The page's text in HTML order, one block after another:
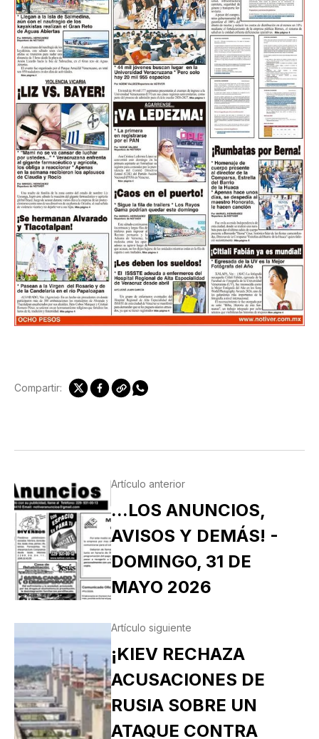
Compartir:
Artículo anterior
...LOS ANUNCIOS,
AVISOS Y DEMÁS! -
DOMINGO, 31 DE
MAYO 2026
Artículo siguiente
¡KIEV RECHAZA
ACUSACIONES DE
RUSIA SOBRE UN
ATAQUE CONTRA